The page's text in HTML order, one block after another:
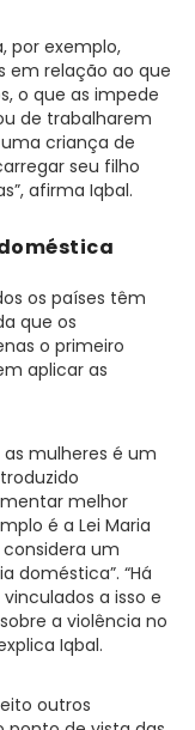
por exemplo,
em relação ao que
o que as impede
de trabalharem
uma criança de
seu filho
afirma Iqbal.
os países têm
que os
o primeiro
aplicar as
as mulheres é um
melhor
é a Lei Maria
considera um
doméstica”. “Há
a isso e
a violência no
Iqbal.
outros